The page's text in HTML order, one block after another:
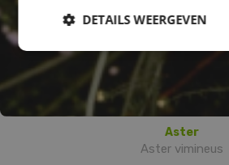
Aster
Aster vimineus
DETAILS WEERGEVEN